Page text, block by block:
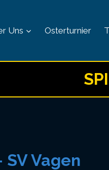
Uns Osterturnier
SV Vagen